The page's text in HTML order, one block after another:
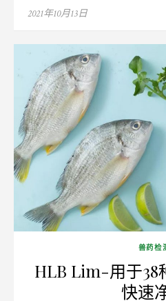
Posted
2021年10月13日
兽药检
HLB Lim-用于38
快速